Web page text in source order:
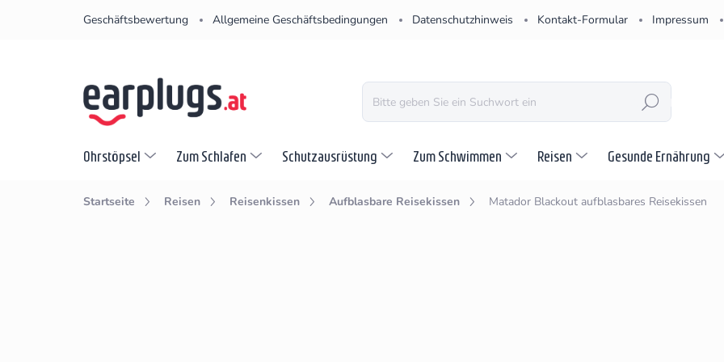
Geschäftsbewertung Allgemeine Geschäftsbedingungen Datenschutzhinweis Kontakt-Formular Impressum
SUCHEN
Ohrstöpsel Zum Schlafen Schutzausrüstung Zum Schwimmen Reisen Gesunde Ernährung
Startseite Reisen Reisenkissen Aufblasbare Reisekissen Matador Blackout aufblasbares Reisekissen